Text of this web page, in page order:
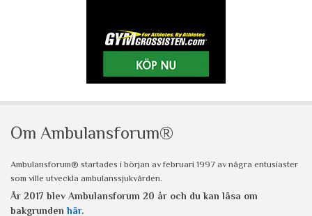
Om Ambulansforum®
Ambulansforum® startades i början av februari 1997 av några entusiaster
som ville utveckla ambulanssjukvården.
År 2017 blev Ambulansforum 20 år och du kan läsa om
bakgrunden här.